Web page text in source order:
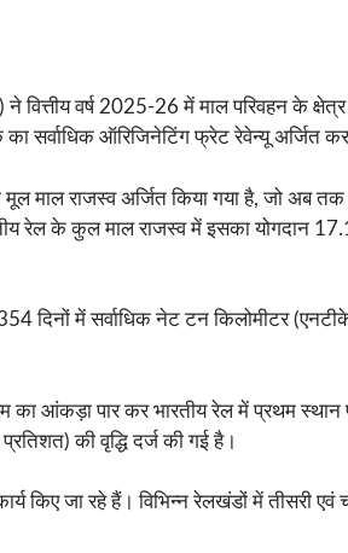
ने वित्तीय वर्ष 2025-26 में माल परिवहन के
सर्वाधिक ऑरिजिनेटिंग फ्रेट रेवेन्यू अर्जित
माल राजस्व अर्जित किया गया है, जो अब तक
रेल के कुल माल राजस्व में इसका योगदान
दिनों में सर्वाधिक नेट टन किलोमीटर
आंकड़ा पार कर भारतीय रेल में प्रथम स्थान
की वृद्धि दर्ज की गई है।
किए जा रहे हैं। विभिन्न रेलखंडों में तीसरी